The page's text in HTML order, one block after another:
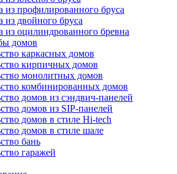
из профилированного бруса
из двойного бруса
из оцилиндрованного бревна
домов
каркасных домов
кирпичных домов
монолитных домов
комбинированных домов
домов из сэндвич-панелей
домов из SIP-панелей
домов в стиле Hi-tech
домов в стиле шале
бань
гаражей